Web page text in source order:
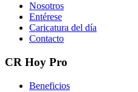
Nosotros
Entérese
Caricatura del día
Contacto
CR Hoy Pro
Beneficios